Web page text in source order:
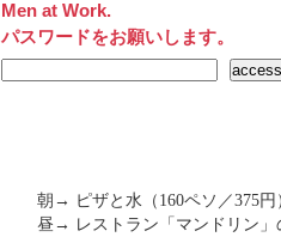
Men at Work.
パスワードをお願いします。
朝→ ピザと水（160ペソ／375円
昼→ レストラン「マンドリン」